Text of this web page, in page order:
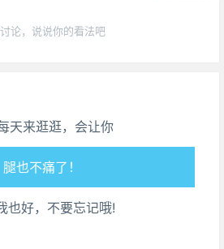
论，说说你的看法吧
天来逛逛，会让你
路也有劲了！
腿也不痛了！
腰也不酸了！
也好，不要忘记哦!